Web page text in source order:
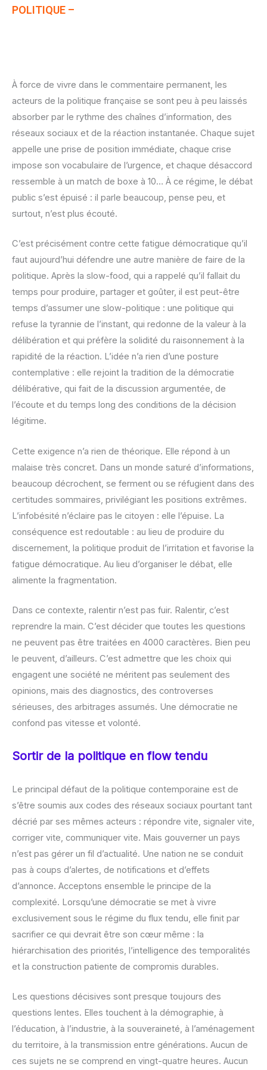
POLITIQUE –
À force de vivre dans le commentaire permanent, les
acteurs de la politique française se sont peu à peu laissés
absorber par le rythme des chaînes d’information, des
réseaux sociaux et de la réaction instantanée. Chaque sujet
appelle une prise de position immédiate, chaque crise
impose son vocabulaire de l’urgence, et chaque désaccord
ressemble à un match de boxe à 10… À ce régime, le débat
public s’est épuisé : il parle beaucoup, pense peu, et
surtout, n’est plus écouté.
C’est précisément contre cette fatigue démocratique qu’il
faut aujourd’hui défendre une autre manière de faire de la
politique. Après la slow-food, qui a rappelé qu’il fallait du
temps pour produire, partager et goûter, il est peut-être
temps d’assumer une slow-politique : une politique qui
refuse la tyrannie de l’instant, qui redonne de la valeur à la
délibération et qui préfère la solidité du raisonnement à la
rapidité de la réaction. L’idée n’a rien d’une posture
contemplative : elle rejoint la tradition de la démocratie
délibérative, qui fait de la discussion argumentée, de
l’écoute et du temps long des conditions de la décision
légitime.
Cette exigence n’a rien de théorique. Elle répond à un
malaise très concret. Dans un monde saturé d’informations,
beaucoup décrochent, se ferment ou se réfugient dans des
certitudes sommaires, privilégiant les positions extrêmes.
L’infobésité n’éclaire pas le citoyen : elle l’épuise. La
conséquence est redoutable : au lieu de produire du
discernement, la politique produit de l’irritation et favorise la
fatigue démocratique. Au lieu d’organiser le débat, elle
alimente la fragmentation.
Dans ce contexte, ralentir n’est pas fuir. Ralentir, c’est
reprendre la main. C’est décider que toutes les questions
ne peuvent pas être traitées en 4000 caractères. Bien peu
le peuvent, d’ailleurs. C’est admettre que les choix qui
engagent une société ne méritent pas seulement des
opinions, mais des diagnostics, des controverses
sérieuses, des arbitrages assumés. Une démocratie ne
confond pas vitesse et volonté.
Sortir de la politique en flow tendu
Le principal défaut de la politique contemporaine est de
s’être soumis aux codes des réseaux sociaux pourtant tant
décrié par ses mêmes acteurs : répondre vite, signaler vite,
corriger vite, communiquer vite. Mais gouverner un pays
n’est pas gérer un fil d’actualité. Une nation ne se conduit
pas à coups d’alertes, de notifications et d’effets
d’annonce. Acceptons ensemble le principe de la
complexité. Lorsqu’une démocratie se met à vivre
exclusivement sous le régime du flux tendu, elle finit par
sacrifier ce qui devrait être son cœur même : la
hiérarchisation des priorités, l’intelligence des temporalités
et la construction patiente de compromis durables.
Les questions décisives sont presque toujours des
questions lentes. Elles touchent à la démographie, à
l’éducation, à l’industrie, à la souveraineté, à l’aménagement
du territoire, à la transmission entre générations. Aucun de
ces sujets ne se comprend en vingt-quatre heures. Aucun